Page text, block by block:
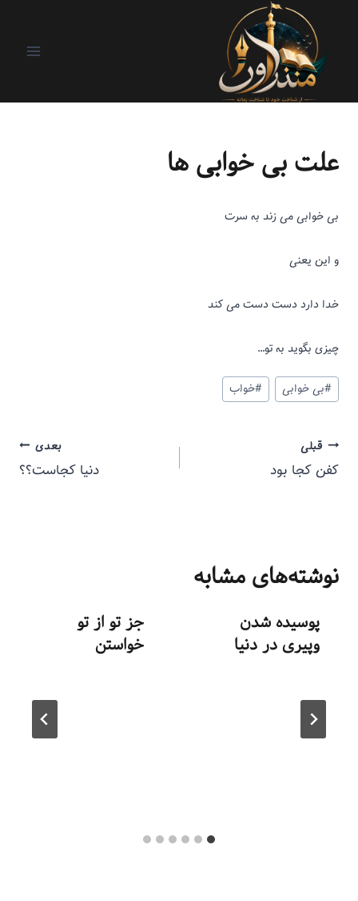
علت بی خوابی ها
بی خوابی می زند به سرت
و این یعنی
خدا دارد دست دست می کند
چیزی بگوید به تو…
#بی خوابی #خواب
قبلی
کفن کجا بود
بعدی
دنیا کجاست؟؟
نوشته‌های مشابه
پوسیده شدن
وپیری در دنیا
جز تو از تو
خواستن